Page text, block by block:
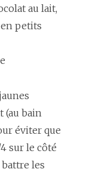
au lait,
petits
(au bain
éviter que
sur le côté
les